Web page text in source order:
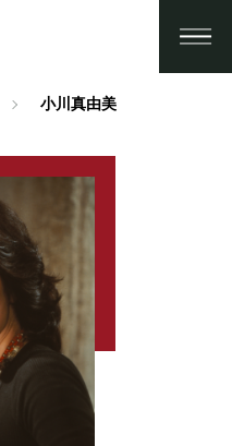
小川真由美